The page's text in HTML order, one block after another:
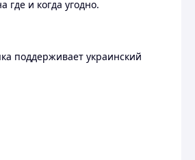
где и когда угодно.
поддерживает украинский